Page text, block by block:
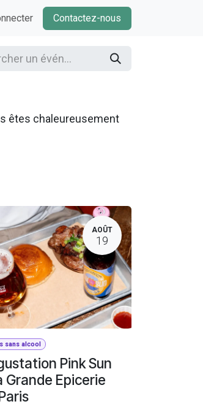
Contactez-nous
êtes chaleureusement
AOÛT
19
sans alcool
Pink Sun
Grande Epicerie